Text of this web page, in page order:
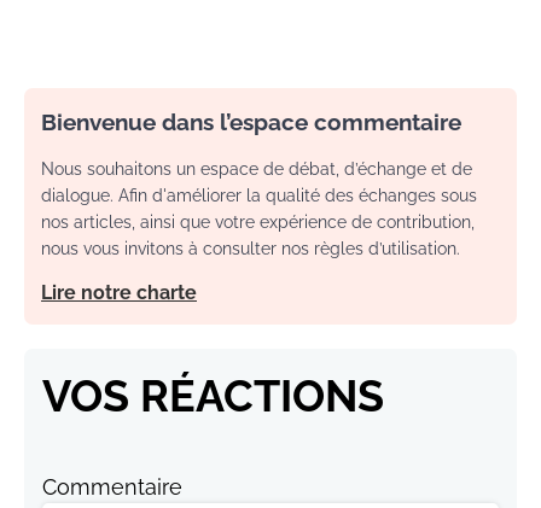
Bienvenue dans l’espace commentaire
Nous souhaitons un espace de débat, d’échange et de
dialogue. Afin d'améliorer la qualité des échanges sous
nos articles, ainsi que votre expérience de contribution,
nous vous invitons à consulter nos règles d’utilisation.
Lire notre charte
VOS RÉACTIONS
Commentaire